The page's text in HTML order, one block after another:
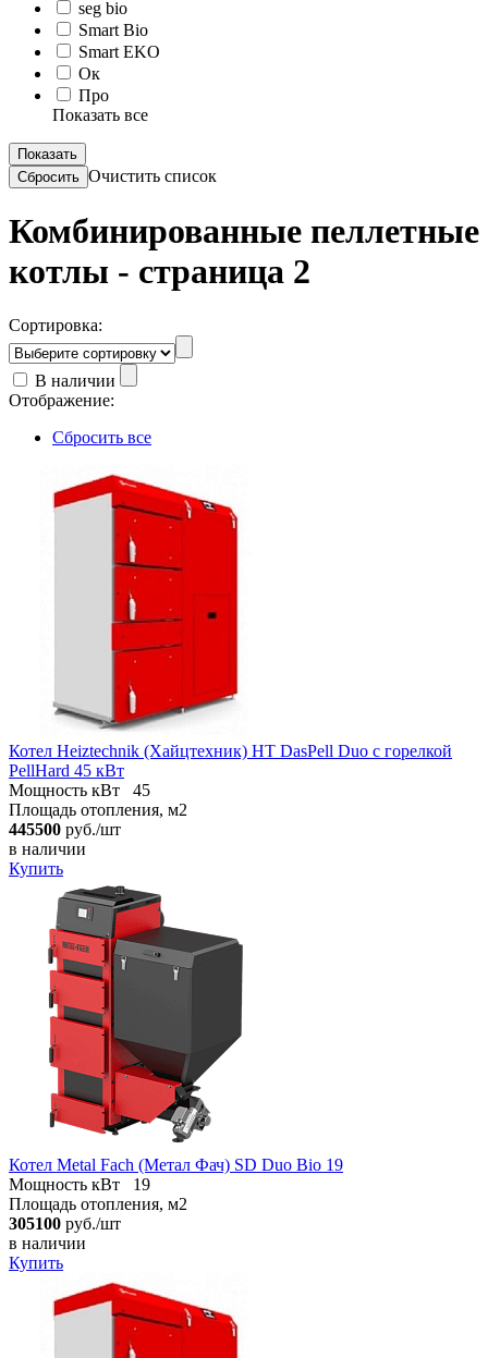
seg bio
Smart Bio
Smart EKO
Ок
Про
Показать все
Очистить список
Комбинированные пеллетные
котлы - страница 2
Сортировка:
В наличии
Отображение:
Сбросить все
Котел Heiztechnik (Хайцтехник) HT DasPell Duo с горелкой
PellHard 45 кВт
Мощность кВт
45
Площадь отопления, м2
445500 руб./шт
в наличии
Купить
Котел Metal Fach (Метал Фач) SD Duo Bio 19
Мощность кВт
19
Площадь отопления, м2
305100 руб./шт
в наличии
Купить